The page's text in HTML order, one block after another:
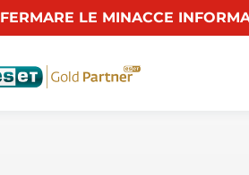
FERMARE LE MINACCE